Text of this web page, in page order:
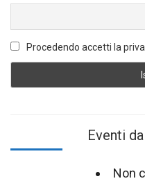
Procedendo accetti la
Eventi
Non